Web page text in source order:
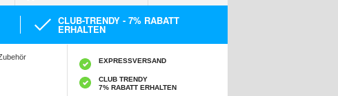
CLUB-TRENDY - 7% RABATT
ERHALTEN
EXPRESSVERSAND
CLUB TRENDY
7% RABATT ERHALTEN